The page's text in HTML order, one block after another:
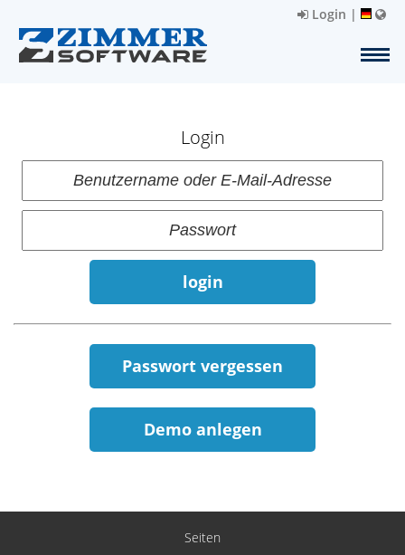
Login |
Login
login
Passwort vergessen
Demo anlegen
Seiten